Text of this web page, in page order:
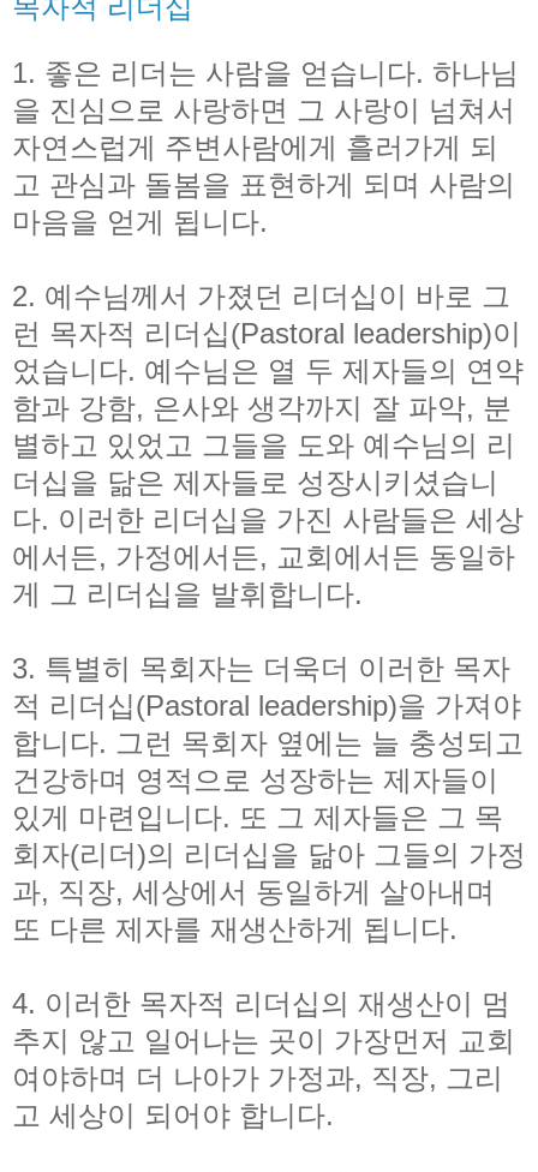
1. 좋은 리더는 사람을 얻습니다. 하나님
을 진심으로 사랑하면 그 사랑이 넘쳐서
자연스럽게 주변사람에게 흘러가게 되
고 관심과 돌봄을 표현하게 되며 사람의
마음을 얻게 됩니다.
2. 예수님께서 가졌던 리더십이 바로 그
런 목자적 리더십(Pastoral leadership)이
었습니다. 예수님은 열 두 제자들의 연약
함과 강함, 은사와 생각까지 잘 파악, 분
별하고 있었고 그들을 도와 예수님의 리
더십을 닮은 제자들로 성장시키셨습니
다. 이러한 리더십을 가진 사람들은 세상
에서든, 가정에서든, 교회에서든 동일하
게 그 리더십을 발휘합니다.
3. 특별히 목회자는 더욱더 이러한 목자
적 리더십(Pastoral leadership)을 가져야
합니다. 그런 목회자 옆에는 늘 충성되고
건강하며 영적으로 성장하는 제자들이
있게 마련입니다. 또 그 제자들은 그 목
회자(리더)의 리더십을 닮아 그들의 가정
과, 직장, 세상에서 동일하게 살아내며
또 다른 제자를 재생산하게 됩니다.
4. 이러한 목자적 리더십의 재생산이 멈
추지 않고 일어나는 곳이 가장먼저 교회
여야하며 더 나아가 가정과, 직장, 그리
고 세상이 되어야 합니다.